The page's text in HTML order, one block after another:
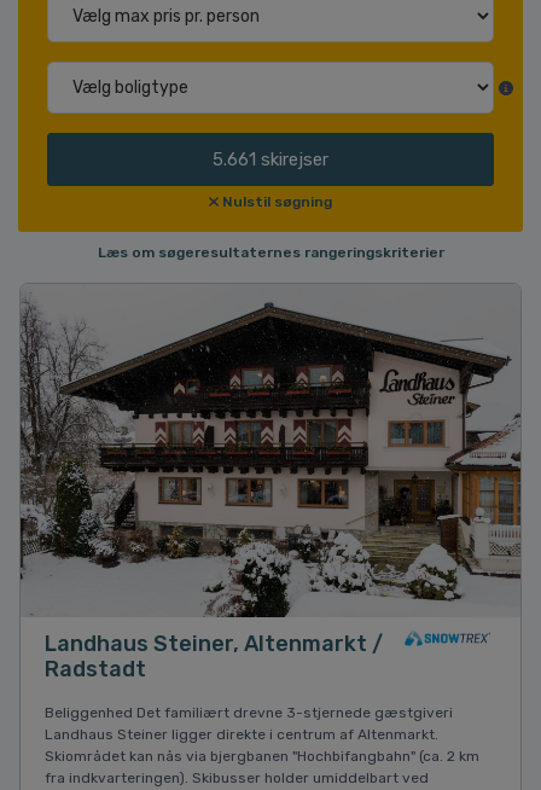
5.661 skirejser
Nulstil søgning
Læs om søgeresultaternes rangeringskriterier
Landhaus Steiner, Altenmarkt /
Radstadt
Beliggenhed Det familiært drevne 3-stjernede gæstgiveri
Landhaus Steiner ligger direkte i centrum af Altenmarkt.
Skiområdet kan nås via bjergbanen "Hochbifangbahn" (ca. 2 km
fra indkvarteringen). Skibusser holder umiddelbart ved